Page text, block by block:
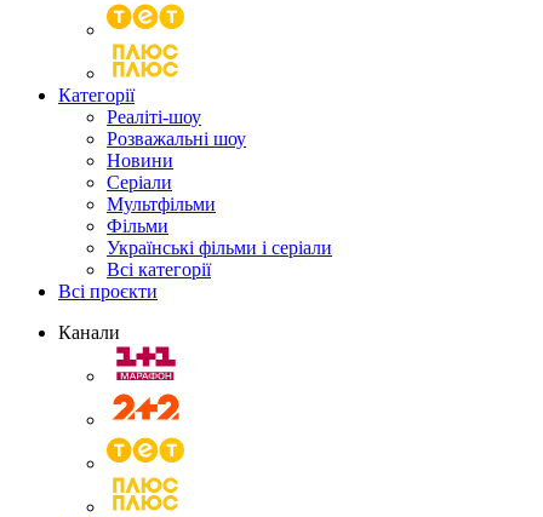
Категорії
Реаліті-шоу
Розважальні шоу
Новини
Серіали
Мультфільми
Фільми
Українські фільми і серіали
Всі категорії
Всі проєкти
Канали